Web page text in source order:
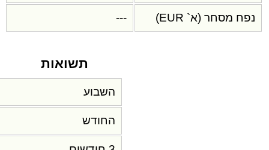
נפח מסחר (א` EUR) ---
תשואות
השבוע
החודש